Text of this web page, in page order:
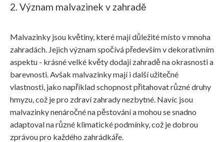
2. Význam malvazinek v zahradě
Malvazinky jsou květiny, které mají důležité místo v mnoha
zahradách. Jejich význam spočívá především v dekorativním
aspektu - krásné velké květy dodají zahradě na okrasnosti a
barevnosti. Avšak malvazinky mají i další užitečné
vlastnosti, jako například schopnost přitahovat různé druhy
hmyzu, což je pro zdraví zahrady nezbytné. Navíc jsou
malvazinky nenáročné na pěstování a mohou se snadno
adaptoval na různé klimatické podmínky, což je dobrou
zprávou pro každého zahrádkáře.